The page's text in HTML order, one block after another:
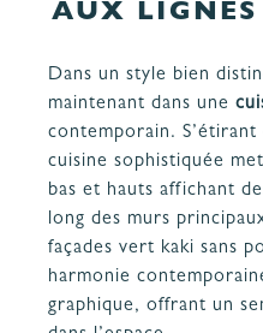
AUX LIGNES
Dans un style bien
maintenant dans une
contemporain.
cuisine sophistiquée
bas et hauts affichant
long des murs
façades vert kaki sans
harmonie
graphique, offrant un